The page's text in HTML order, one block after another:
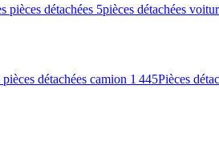
pièces détachées 5pièces détachées
détachées camion 1 445Pièces